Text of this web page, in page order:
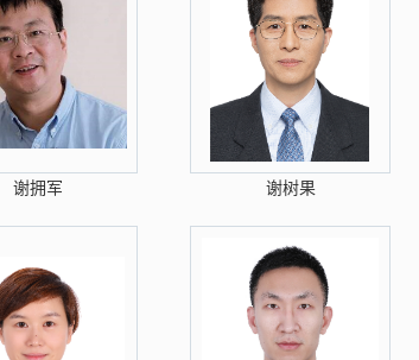
谢拥军 谢树果